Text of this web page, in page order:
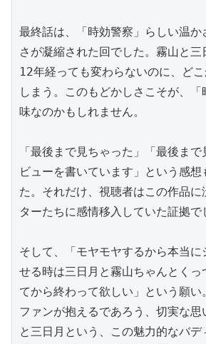
最終話は、「時効警察」らしい温か
さが凝縮された回でした。霧山と三
12年経っても変わらないのに、ど
しまう。このもどかしさこそが、
味なのかもしれません。
「最後まで見ちゃった」「最後ま
ビューを書いています」という感想
た。それだけ、視聴者はこの作品に
ターたちに感情移入していた証拠で
そして、「モヤモヤするから本当に
せる時は三日月と霧山ちゃんとくっ
てから終わって欲しい」という願
ファンが抱えるであろう、切実な思
と三日月という、この魅力的なバ